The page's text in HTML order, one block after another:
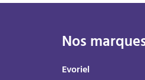
Nos
Evoriel